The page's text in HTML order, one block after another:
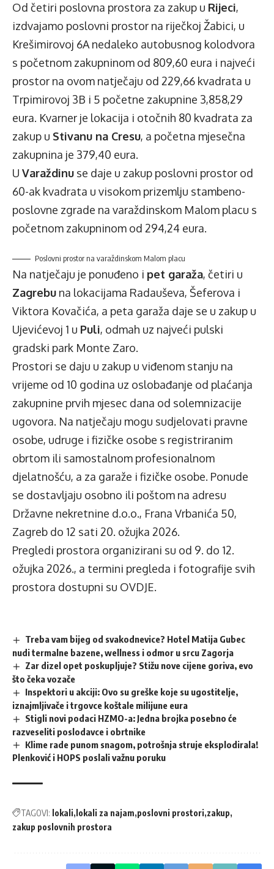
Od četiri poslovna prostora za zakup u Rijeci,
izdvajamo poslovni prostor na riječkoj Žabici, u
Krešimirovoj 6A nedaleko autobusnog kolodvora
s početnom zakupninom od 809,60 eura i najveći
prostor na ovom natječaju od 229,66 kvadrata u
Trpimirovoj 3B i 5 početne zakupnine 3,858,29
eura. Kvarner je lokacija i otočnih 80 kvadrata za
zakup u Stivanu na Cresu, a početna mjesečna
zakupnina je 379,40 eura.
U Varaždinu se daje u zakup poslovni prostor od
60-ak kvadrata u visokom prizemlju stambeno-
poslovne zgrade na varaždinskom Malom placu s
početnom zakupninom od 294,24 eura.
Poslovni prostor na varaždinskom Malom placu
Na natječaju je ponuđeno i pet garaža, četiri u
Zagrebu na lokacijama Radauševa, Šeferova i
Viktora Kovačića, a peta garaža daje se u zakup u
Ujevićevoj 1 u Puli, odmah uz najveći pulski
gradski park Monte Zaro.
Prostori se daju u zakup u viđenom stanju na
vrijeme od 10 godina uz oslobađanje od plaćanja
zakupnine prvih mjesec dana od solemnizacije
ugovora. Na natječaju mogu sudjelovati pravne
osobe, udruge i fizičke osobe s registriranim
obrtom ili samostalnom profesionalnom
djelatnošću, a za garaže i fizičke osobe. Ponude
se dostavljaju osobno ili poštom na adresu
Državne nekretnine d.o.o., Frana Vrbanića 50,
Zagreb do 12 sati 20. ožujka 2026.
Pregledi prostora organizirani su od 9. do 12.
ožujka 2026., a termini pregleda i fotografije svih
prostora dostupni su OVDJE.
Treba vam bijeg od svakodnevice? Hotel Matija Gubec
nudi termalne bazene, wellness i odmor u srcu Zagorja
Zar dizel opet poskupljuje? Stižu nove cijene goriva, evo
što čeka vozače
Inspektori u akciji: Ovo su greške koje su ugostitelje,
iznajmljivače i trgovce koštale milijune eura
Stigli novi podaci HZMO-a: Jedna brojka posebno će
razveseliti poslodavce i obrtnike
Klime rade punom snagom, potrošnja struje eksplodirala!
Plenković i HOPS poslali važnu poruku
TAGOVI: lokali lokali za najam poslovni prostori zakup
zakup poslovnih prostora